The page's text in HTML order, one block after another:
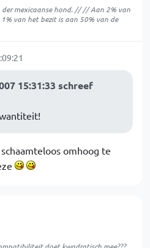
mexicaanse hond. // // Aan 2% van
van het bezit is aan 50% van de
15:31:33 schreef
omhoog te